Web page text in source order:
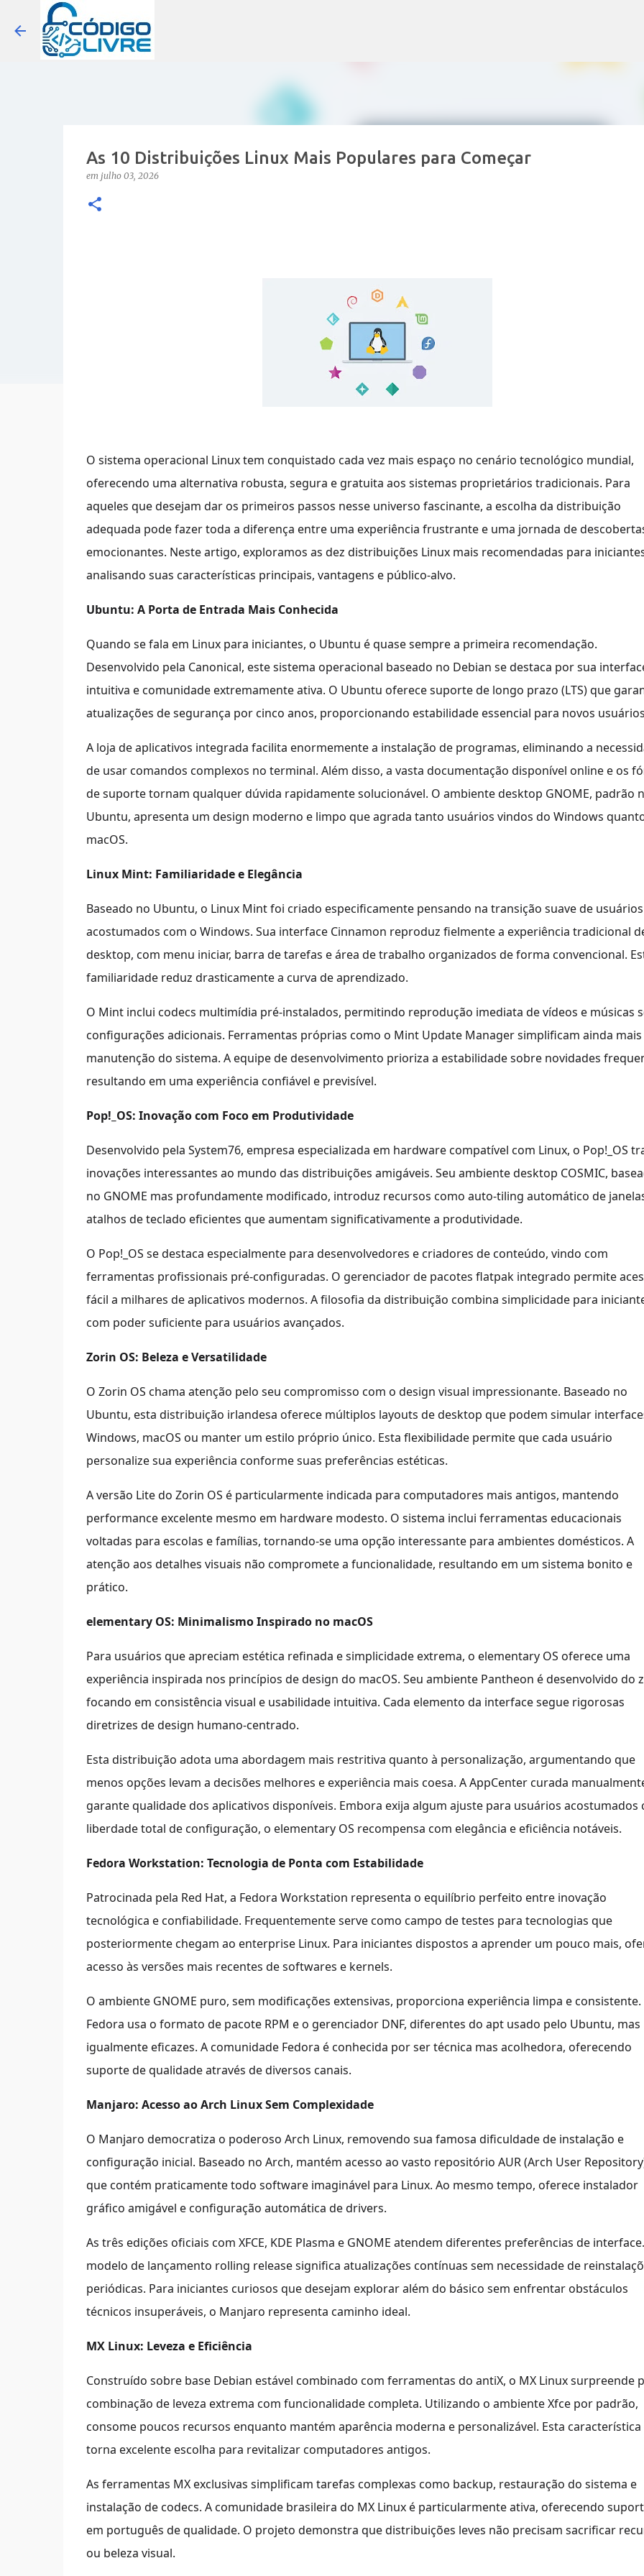
As 10 Distribuições Linux Mais Populares para Começar
em julho 03, 2026
O sistema operacional Linux tem conquistado cada vez mais espaço no cenário tecnológico mundial,
oferecendo uma alternativa robusta, segura e gratuita aos sistemas proprietários tradicionais. Para
aqueles que desejam dar os primeiros passos nesse universo fascinante, a escolha da distribuição
adequada pode fazer toda a diferença entre uma experiência frustrante e uma jornada de
emocionantes. Neste artigo, exploramos as dez distribuições Linux mais recomendadas para
analisando suas características principais, vantagens e público-alvo.
Ubuntu: A Porta de Entrada Mais Conhecida
Quando se fala em Linux para iniciantes, o Ubuntu é quase sempre a primeira recomendação.
Desenvolvido pela Canonical, este sistema operacional baseado no Debian se destaca por sua
intuitiva e comunidade extremamente ativa. O Ubuntu oferece suporte de longo prazo (LTS) que
atualizações de segurança por cinco anos, proporcionando estabilidade essencial para novos
A loja de aplicativos integrada facilita enormemente a instalação de programas, eliminando a
de usar comandos complexos no terminal. Além disso, a vasta documentação disponível online e os
de suporte tornam qualquer dúvida rapidamente solucionável. O ambiente desktop GNOME, padrão
Ubuntu, apresenta um design moderno e limpo que agrada tanto usuários vindos do Windows
macOS.
Linux Mint: Familiaridade e Elegância
Baseado no Ubuntu, o Linux Mint foi criado especificamente pensando na transição suave de usuários
acostumados com o Windows. Sua interface Cinnamon reproduz fielmente a experiência tradicional
desktop, com menu iniciar, barra de tarefas e área de trabalho organizados de forma convencional.
familiaridade reduz drasticamente a curva de aprendizado.
O Mint inclui codecs multimídia pré-instalados, permitindo reprodução imediata de vídeos e músicas
configurações adicionais. Ferramentas próprias como o Mint Update Manager simplificam ainda mais
manutenção do sistema. A equipe de desenvolvimento prioriza a estabilidade sobre novidades
resultando em uma experiência confiável e previsível.
Pop!_OS: Inovação com Foco em Produtividade
Desenvolvido pela System76, empresa especializada em hardware compatível com Linux, o Pop!_OS
inovações interessantes ao mundo das distribuições amigáveis. Seu ambiente desktop COSMIC,
no GNOME mas profundamente modificado, introduz recursos como auto-tiling automático de
atalhos de teclado eficientes que aumentam significativamente a produtividade.
O Pop!_OS se destaca especialmente para desenvolvedores e criadores de conteúdo, vindo com
ferramentas profissionais pré-configuradas. O gerenciador de pacotes flatpak integrado permite
fácil a milhares de aplicativos modernos. A filosofia da distribuição combina simplicidade para
com poder suficiente para usuários avançados.
Zorin OS: Beleza e Versatilidade
O Zorin OS chama atenção pelo seu compromisso com o design visual impressionante. Baseado no
Ubuntu, esta distribuição irlandesa oferece múltiplos layouts de desktop que podem simular
Windows, macOS ou manter um estilo próprio único. Esta flexibilidade permite que cada usuário
personalize sua experiência conforme suas preferências estéticas.
A versão Lite do Zorin OS é particularmente indicada para computadores mais antigos, mantendo
performance excelente mesmo em hardware modesto. O sistema inclui ferramentas educacionais
voltadas para escolas e famílias, tornando-se uma opção interessante para ambientes domésticos. A
atenção aos detalhes visuais não compromete a funcionalidade, resultando em um sistema bonito e
prático.
elementary OS: Minimalismo Inspirado no macOS
Para usuários que apreciam estética refinada e simplicidade extrema, o elementary OS oferece uma
experiência inspirada nos princípios de design do macOS. Seu ambiente Pantheon é desenvolvido do
focando em consistência visual e usabilidade intuitiva. Cada elemento da interface segue rigorosas
diretrizes de design humano-centrado.
Esta distribuição adota uma abordagem mais restritiva quanto à personalização, argumentando que
menos opções levam a decisões melhores e experiência mais coesa. A AppCenter curada
garante qualidade dos aplicativos disponíveis. Embora exija algum ajuste para usuários acostumados
liberdade total de configuração, o elementary OS recompensa com elegância e eficiência notáveis.
Fedora Workstation: Tecnologia de Ponta com Estabilidade
Patrocinada pela Red Hat, a Fedora Workstation representa o equilíbrio perfeito entre inovação
tecnológica e confiabilidade. Frequentemente serve como campo de testes para tecnologias que
posteriormente chegam ao enterprise Linux. Para iniciantes dispostos a aprender um pouco mais,
acesso às versões mais recentes de softwares e kernels.
O ambiente GNOME puro, sem modificações extensivas, proporciona experiência limpa e consistente.
Fedora usa o formato de pacote RPM e o gerenciador DNF, diferentes do apt usado pelo Ubuntu, mas
igualmente eficazes. A comunidade Fedora é conhecida por ser técnica mas acolhedora, oferecendo
suporte de qualidade através de diversos canais.
Manjaro: Acesso ao Arch Linux Sem Complexidade
O Manjaro democratiza o poderoso Arch Linux, removendo sua famosa dificuldade de instalação e
configuração inicial. Baseado no Arch, mantém acesso ao vasto repositório AUR (Arch User
que contém praticamente todo software imaginável para Linux. Ao mesmo tempo, oferece instalador
gráfico amigável e configuração automática de drivers.
As três edições oficiais com XFCE, KDE Plasma e GNOME atendem diferentes preferências de
modelo de lançamento rolling release significa atualizações contínuas sem necessidade de
periódicas. Para iniciantes curiosos que desejam explorar além do básico sem enfrentar obstáculos
técnicos insuperáveis, o Manjaro representa caminho ideal.
MX Linux: Leveza e Eficiência
Construído sobre base Debian estável combinado com ferramentas do antiX, o MX Linux surpreende
combinação de leveza extrema com funcionalidade completa. Utilizando o ambiente Xfce por padrão,
consome poucos recursos enquanto mantém aparência moderna e personalizável. Esta característica
torna excelente escolha para revitalizar computadores antigos.
As ferramentas MX exclusivas simplificam tarefas complexas como backup, restauração do sistema e
instalação de codecs. A comunidade brasileira do MX Linux é particularmente ativa, oferecendo
em português de qualidade. O projeto demonstra que distribuições leves não precisam sacrificar
ou beleza visual.